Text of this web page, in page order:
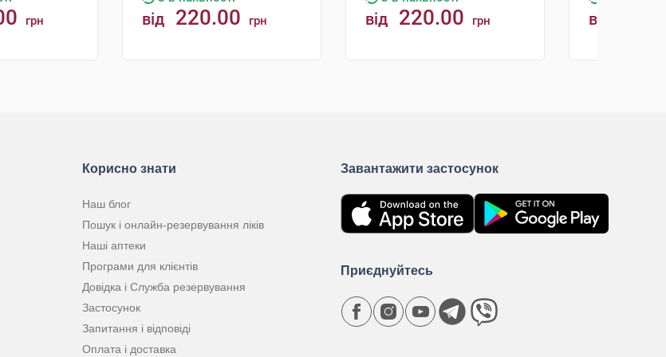
грн від 220.00 грн від 220.00 грн від
Корисно знати
Наш блог
Пошук і онлайн-резервування ліків
Наші аптеки
Програми для клієнтів
Довідка і Служба резервування
Застосунок
Запитання і відповіді
Оплата і доставка
Завантажити застосунок
Приєднуйтесь